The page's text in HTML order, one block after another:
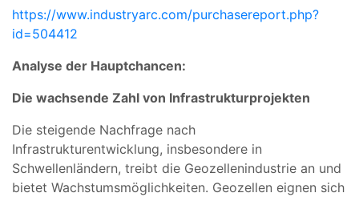
https://www.industryarc.com/purchasereport.php?
id=504412
Analyse der Hauptchancen:
Die wachsende Zahl von Infrastrukturprojekten
Die steigende Nachfrage nach
Infrastrukturentwicklung, insbesondere in
Schwellenländern, treibt die Geozellenindustrie an und
bietet Wachstumsmöglichkeiten. Geozellen eignen sich